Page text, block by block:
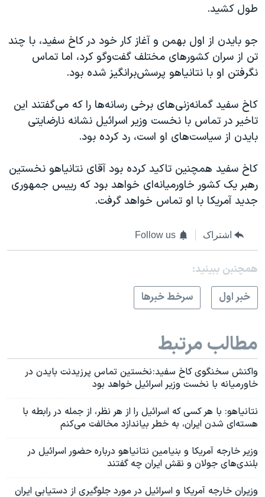
طول کشید.
جو بایدن از اول بهمن و آغاز کار خود در کاخ سفید، با چند
تن از سران کشورهای مختلف گفت‌وگو کرد، اما تماس
نگرفتن او با نتانیاهو پرسش‌برانگیز شده بود.
کاخ سفید گمانه‌زنی‌های برخی رسانه‌ها را که می‌گفتند این
تاخیر در تماس با نخست وزیر اسرائیل نشانه نارضایتی
بایدن از سیاست‌های او است، رد کرده بود.
کاخ سفید همچنین تاکید کرده بود آقای نتانیاهو نخستین
رهبر یک کشور خاورمیانه‌ای خواهد بود که رییس جمهوری
جدید آمریکا با او تماس خواهد گرفت.
اشتراک Follow us
همچنبن ببینید:
خبر اول
سرخط خبرها
مطالب مرتبط
واکنش سخنگوی کاخ سفید: نخستین تماس پرزیدنت بایدن در
خاورمیانه با نخست وزیر اسرائیل خواهد بود
نتانیاهو: با هر کسی که اسرائیل را از هر نظر، از جمله در رابطه با
هسته‌‌ای شدن ایران، به خطر بیاندازد مخالفت می‌کنم
وزیر خارجه آمریکا و بنیامین نتانیاهو درباره حضور اسرائیل در
بلندی‌های جولان و نقش ایران چه گفتند
وزیران خارجه آمریکا و اسرائیل در مورد جلوگیری از دستیابی ایران